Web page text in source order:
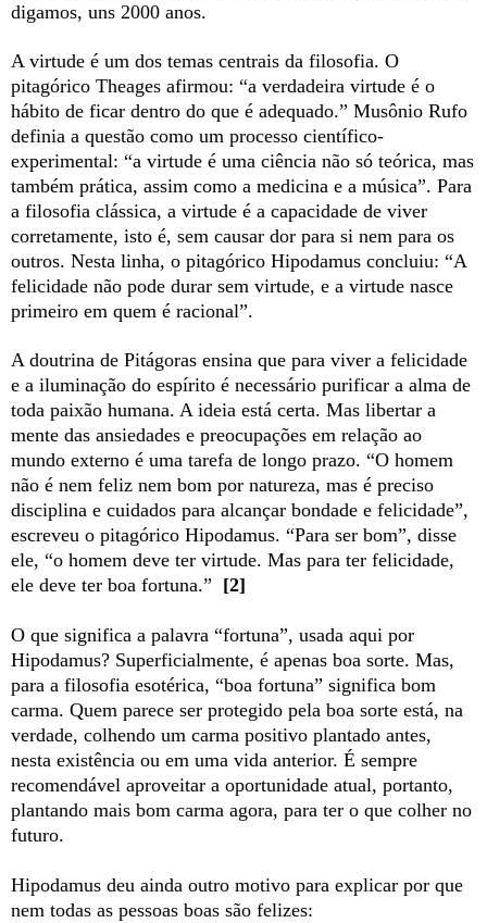
digamos, uns 2000 anos.
A virtude é um dos temas centrais da filosofia. O
pitagórico Theages afirmou: “a verdadeira virtude é o
hábito de ficar dentro do que é adequado.” Musônio Rufo
definia a questão como um processo científico-
experimental: “a virtude é uma ciência não só teórica, mas
também prática, assim como a medicina e a música”. Para
a filosofia clássica, a virtude é a capacidade de viver
corretamente, isto é, sem causar dor para si nem para os
outros. Nesta linha, o pitagórico Hipodamus concluiu: “A
felicidade não pode durar sem virtude, e a virtude nasce
primeiro em quem é racional”.
A doutrina de Pitágoras ensina que para viver a felicidade
e a iluminação do espírito é necessário purificar a alma de
toda paixão humana. A ideia está certa. Mas libertar a
mente das ansiedades e preocupações em relação ao
mundo externo é uma tarefa de longo prazo. “O homem
não é nem feliz nem bom por natureza, mas é preciso
disciplina e cuidados para alcançar bondade e felicidade”,
escreveu o pitagórico Hipodamus. “Para ser bom”, disse
ele, “o homem deve ter virtude. Mas para ter felicidade,
ele deve ter boa fortuna.” [2]
O que significa a palavra “fortuna”, usada aqui por
Hipodamus? Superficialmente, é apenas boa sorte. Mas,
para a filosofia esotérica, “boa fortuna” significa bom
carma. Quem parece ser protegido pela boa sorte está, na
verdade, colhendo um carma positivo plantado antes,
nesta existência ou em uma vida anterior. É sempre
recomendável aproveitar a oportunidade atual, portanto,
plantando mais bom carma agora, para ter o que colher no
futuro.
Hipodamus deu ainda outro motivo para explicar por que
nem todas as pessoas boas são felizes: